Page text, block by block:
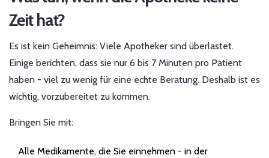
Zeit hat?
Es ist kein Geheimnis: Viele Apotheker sind überlastet.
Einige berichten, dass sie nur 6 bis 7 Minuten pro Patient
haben - viel zu wenig für eine echte Beratung. Deshalb ist es
wichtig, vorzubereitet zu kommen.
Bringen Sie mit:
Alle Medikamente, die Sie einnehmen - in der